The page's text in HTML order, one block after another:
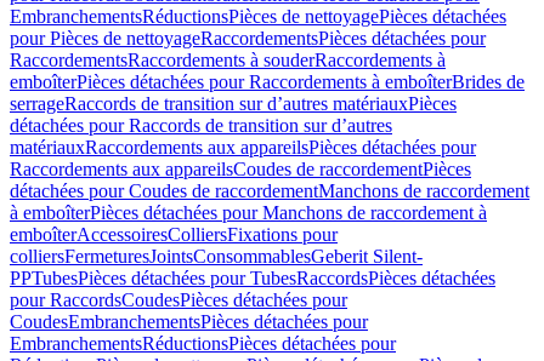
EmbranchementsRéductionsPièces de nettoyagePièces détachées
pour Pièces de nettoyageRaccordementsPièces détachées pour
RaccordementsRaccordements à souderRaccordements à
emboîterPièces détachées pour Raccordements à emboîterBrides de
serrageRaccords de transition sur d’autres matériauxPièces
détachées pour Raccords de transition sur d’autres
matériauxRaccordements aux appareilsPièces détachées pour
Raccordements aux appareilsCoudes de raccordementPièces
détachées pour Coudes de raccordementManchons de raccordement
à emboîterPièces détachées pour Manchons de raccordement à
emboîterAccessoiresColliersFixations pour
colliersFermeturesJointsConsommablesGeberit Silent-
PPTubesPièces détachées pour TubesRaccordsPièces détachées
pour RaccordsCoudesPièces détachées pour
CoudesEmbranchementsPièces détachées pour
EmbranchementsRéductionsPièces détachées pour